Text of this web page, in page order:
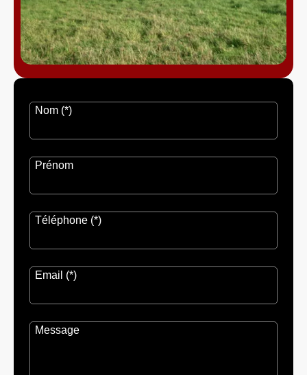
Nom (*)
Prénom
Téléphone (*)
Email (*)
Message